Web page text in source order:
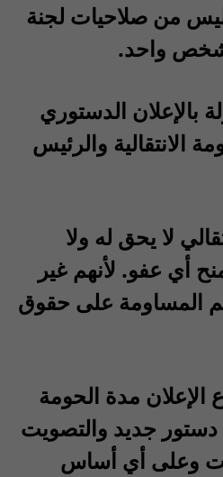
من صلاحيات لجنة
شخص واحد.
بالإعلان الدستوري
الانتقالية والرئيس
لا يحق له ولا
أي عفو. لأنهم غير
المساومة على حقوق
مدة الحومة
دستور جديد والتصويت
وعلى أي أساس